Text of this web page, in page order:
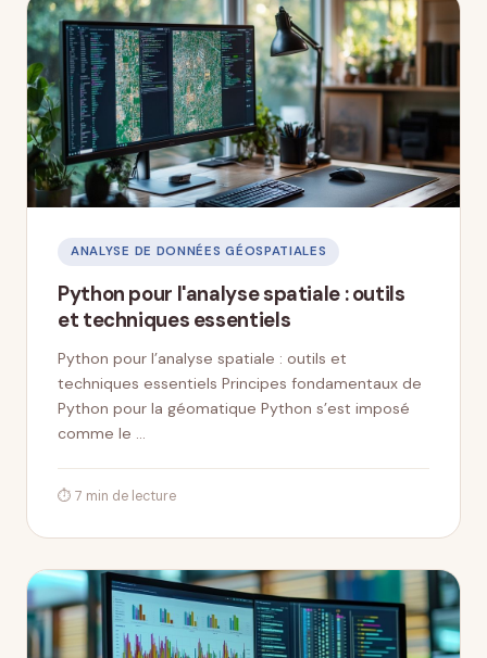
ANALYSE DE DONNÉES GÉOSPATIALES
Python pour l'analyse spatiale : outils
et techniques essentiels
Python pour l’analyse spatiale : outils et
techniques essentiels Principes fondamentaux de
Python pour la géomatique Python s’est imposé
comme le …
⏱ 7 min de lecture